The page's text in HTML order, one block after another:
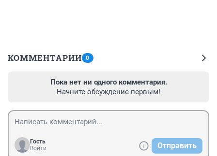
КОММЕНТАРИИ 0
Пока нет ни одного комментария.
Начните обсуждение первым!
Гость
Войти
Отправить